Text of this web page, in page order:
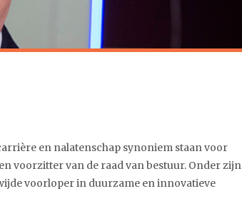
en nalatenschap synoniem staan voor
voorzitter van de raad van bestuur. Onder zijn
voorloper in duurzame en innovatieve